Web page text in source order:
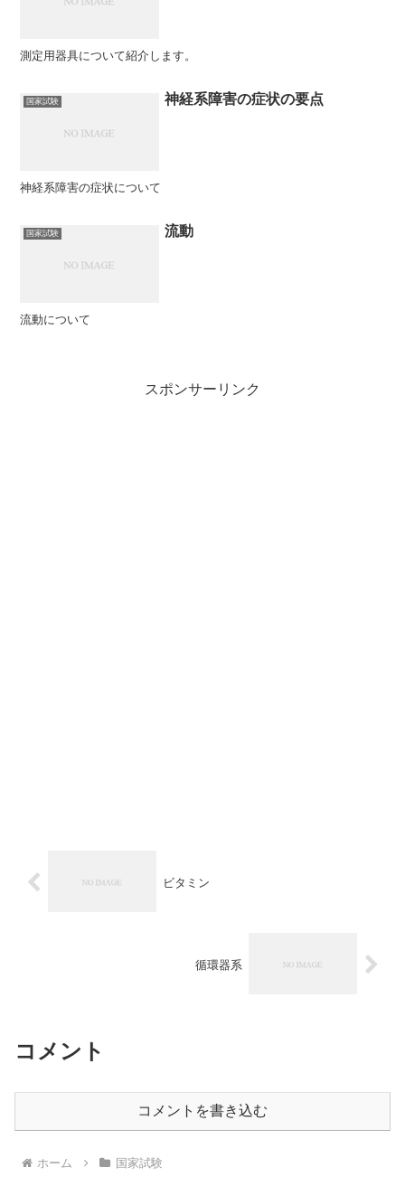
測定用器具について紹介します。
国家試験 神経系障害の症状の要点
神経系障害の症状について
国家試験 流動
流動について
スポンサーリンク
ビタミン
循環器系
コメント
コメントを書き込む
ホーム 国家試験